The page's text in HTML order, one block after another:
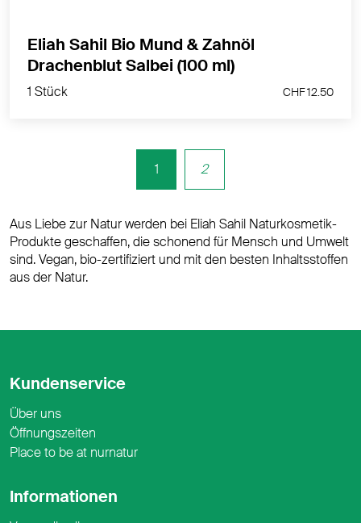
1 Stück
Eliah Sahil Bio Mund & Zahnöl
Drachenblut Salbei (100 ml)
1 Stück CHF 12.50
1 2
Aus Liebe zur Natur werden bei Eliah Sahil Naturkosmetik-
Produkte geschaffen, die schonend für Mensch und Umwelt
sind. Vegan, bio-zertifiziert und mit den besten Inhaltsstoffen
aus der Natur.
Kundenservice
Über uns
Öffnungszeiten
Place to be at nurnatur
Informationen